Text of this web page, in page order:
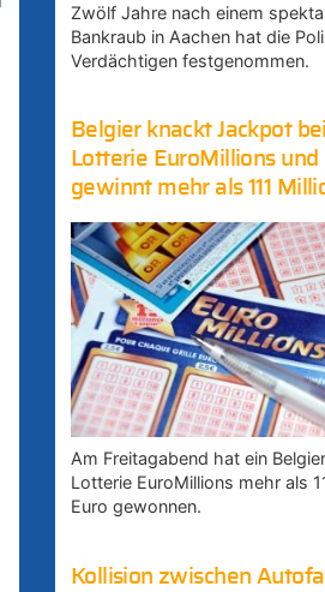
Zwölf Jahre nach einem
Bankraub in Aachen hat die
Verdächtigen festgenommen.
Belgier knackt Jackpot bei
Lotterie EuroMillions und
gewinnt mehr als 111
Am Freitagabend hat ein
Lotterie EuroMillions mehr als
Euro gewonnen.
Kollision zwischen